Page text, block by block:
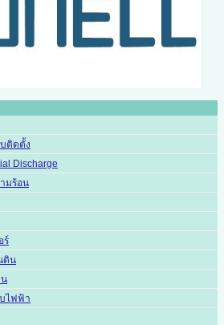
ติดตั้ง
Discharge
มร้อน
ร์
ดิน
ไฟฟ้า